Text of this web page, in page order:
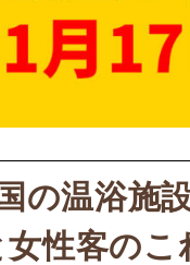
の温浴施
性客のこ